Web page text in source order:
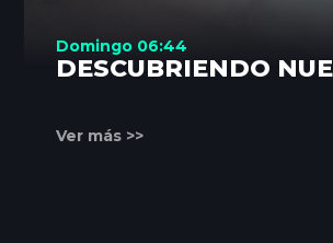
Domingo 06:44
DESCUBRIENDO
Ver más >>